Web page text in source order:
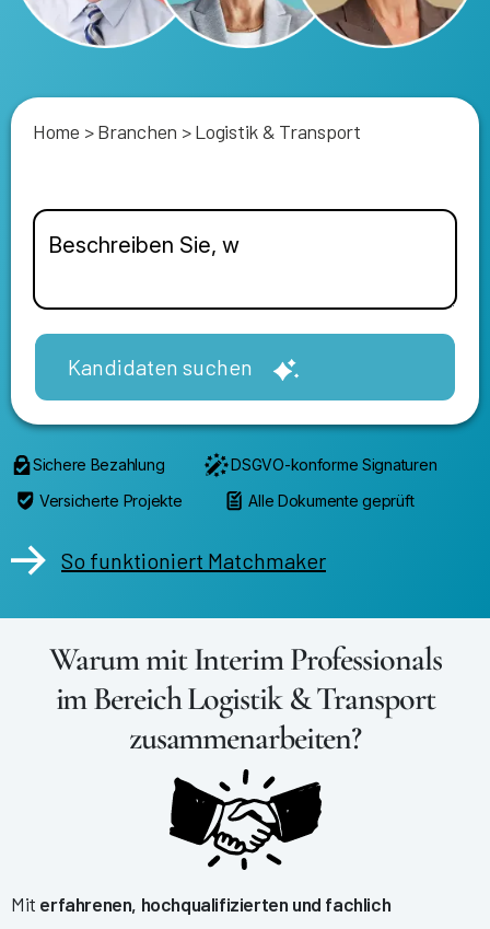
Home >Branchen >Logistik & Transport
Kandidaten suchen
Sichere Bezahlung
DSGVO-konforme Signaturen
Versicherte Projekte
Alle Dokumente geprüft
So funktioniert Matchmaker
Warum mit Interim Professionals
im Bereich Logistik & Transport
zusammenarbeiten?
Mit erfahrenen, hochqualifizierten und fachlich